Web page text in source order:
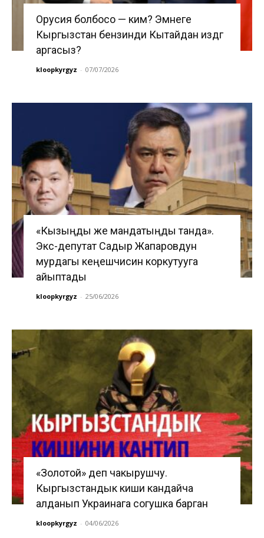
Орусия болбосо — ким? Эмнеге
Кыргызстан бензинди Кытайдан издөөгө
аргасыз?
kloopkyrgyz - 07/07/2026
«Кызыңды же мандатыңды танда».
Экс-депутат Садыр Жапаровдун
мурдагы кеңешчисин коркутууга
айыптады
kloopkyrgyz - 25/06/2026
«Золотой» деп чакырушчу.
Кыргызстандык киши кандайча
алданып Украинага согушка барган
kloopkyrgyz - 04/06/2026